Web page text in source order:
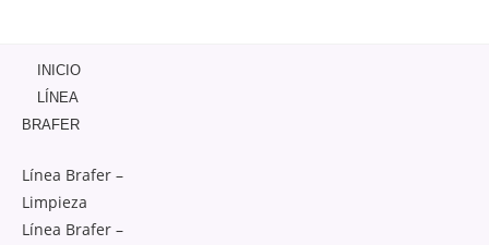
INICIO
LÍNEA
BRAFER
Línea Brafer –
Limpieza
Línea Brafer –